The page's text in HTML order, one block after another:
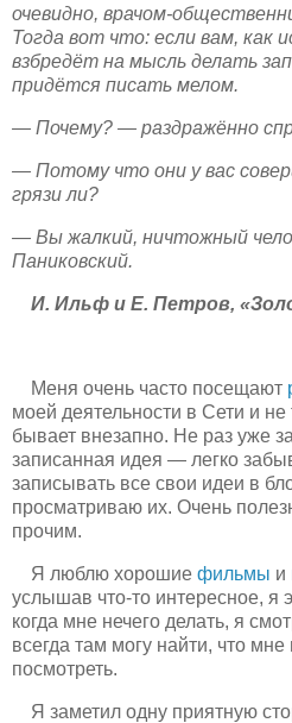
очевидно, врачом-
Тогда вот что: если вам, как
взбредёт на мысль делать
придётся писать мелом.
— Почему? — раздражённо
— Потому что они у вас
грязи ли?
— Вы жалкий, ничтожный
Паниковский.
И. Ильф и Е. Петров,
Меня очень часто посещают
моей деятельности в Сети и
бывает внезапно. Не раз уже
записанная идея — легко
записывать все свои идеи в
просматриваю их. Очень
прочим.
Я люблю хорошие фильмы и
услышав что-то интересное, я
когда мне нечего делать, я
всегда там могу найти, что
посмотреть.
Я заметил одну приятную